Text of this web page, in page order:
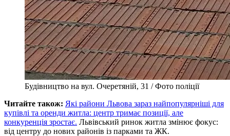
Будівництво на вул. Очеретяній, 31 / Фото поліції
Читайте також: Які райони Львова зараз найпопулярніші для
купівлі та оренди житла: центр тримає позиції, але
конкуренція зростає. Львівський ринок житла змінює фокус:
від центру до нових районів із парками та ЖК.